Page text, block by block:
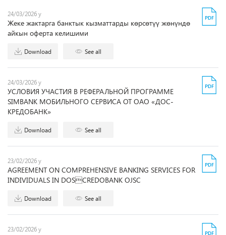
24/03/2026 y
Жеке жактарга банктык кызматтарды көрсөтүү жөнүндө
айкын оферта келишими
Download See all
24/03/2026 y
УСЛОВИЯ УЧАСТИЯ В РЕФЕРАЛЬНОЙ ПРОГРАММЕ
SIMBANK МОБИЛЬНОГО СЕРВИСА ОТ ОАО «ДОС-
КРЕДОБАНК»
Download See all
23/02/2026 y
AGREEMENT ON COMPREHENSIVE BANKING SERVICES FOR
INDIVIDUALS IN DOSCREDOBANK OJSC
Download See all
23/02/2026 y